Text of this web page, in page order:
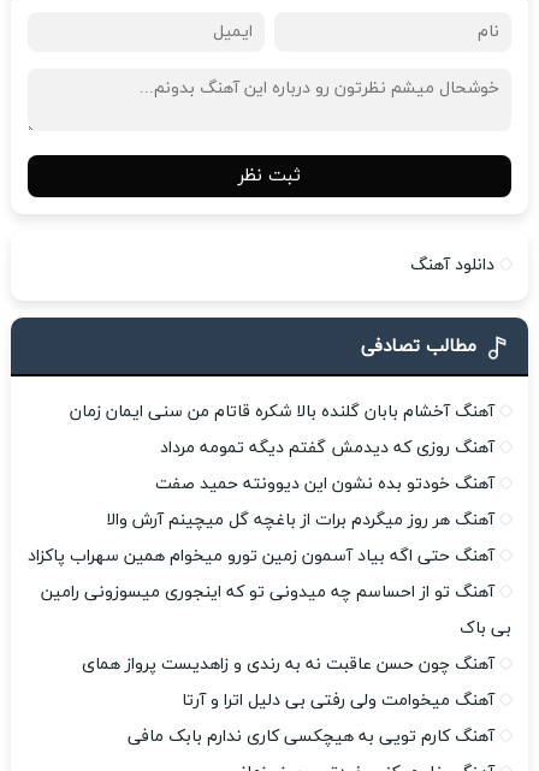
ثبت نظر
دانلود آهنگ
مطالب تصادفی
آهنگ آخشام بابان گلنده بالا شکره قاتام من سنی ایمان زمان
آهنگ روزى که دیدمش گفتم دیگه تمومه مرداد
آهنگ خودتو بده نشون این دیوونته حمید صفت
آهنگ هر روز میگردم برات از باغچه گل میچینم آرش والا
آهنگ حتی اگه بیاد آسمون زمین تورو میخوام همین سهراب پاکزاد
آهنگ تو از احساسم چه میدونی تو که اینجوری میسوزونی رامین
بی باک
آهنگ چون حسن عاقبت نه به رندی و زاهدیست پرواز همای
آهنگ میخوامت ولی رفتی بی دلیل اترا و آرتا
آهنگ کارم تویی به هیچکسی کاری ندارم بابک مافی